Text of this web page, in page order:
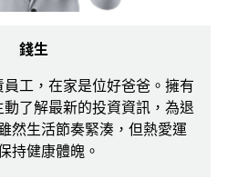
錢生
工，在家是位好爸爸。擁有
了解最新的投資資訊，為退
然生活節奏緊湊，但熱愛運
持健康體魄。